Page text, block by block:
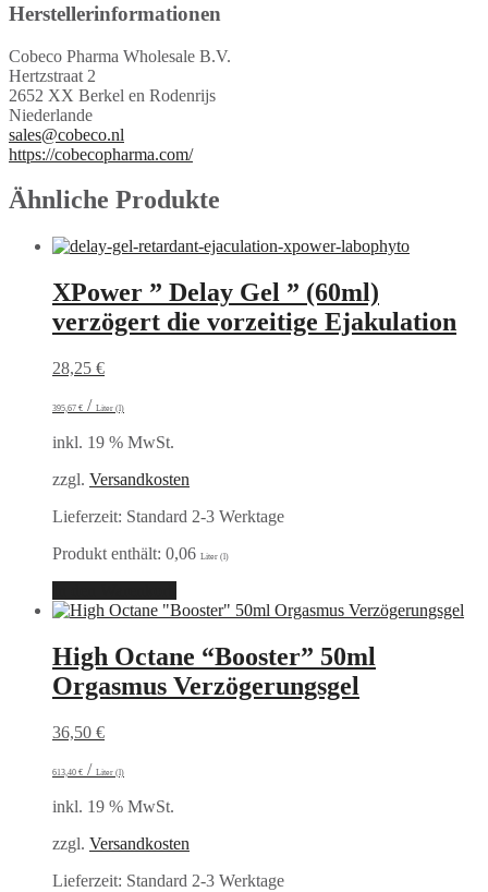
Herstellerinformationen
Cobeco Pharma Wholesale B.V.
Hertzstraat 2
2652 XX Berkel en Rodenrijs
Niederlande
sales@cobeco.nl
https://cobecopharma.com/
Ähnliche Produkte
XPower ” Delay Gel ” (60ml)
verzögert die vorzeitige Ejakulation
28,25 €
395,67 € / Liter (l)
inkl. 19 % MwSt.
zzgl. Versandkosten
Lieferzeit: Standard 2-3 Werktage
Produkt enthält: 0,06 Liter (l)
High Octane “Booster” 50ml
Orgasmus Verzögerungsgel
36,50 €
613,40 € / Liter (l)
inkl. 19 % MwSt.
zzgl. Versandkosten
Lieferzeit: Standard 2-3 Werktage